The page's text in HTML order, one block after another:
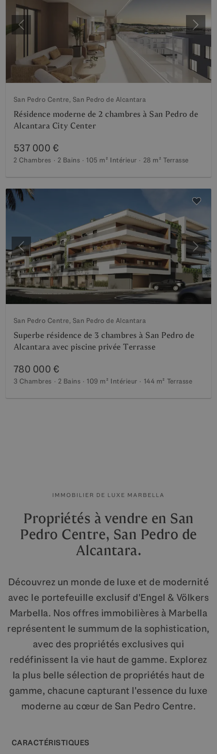
Précédent
San Pedro Centre, San Pedro de Alcantara
Résidence moderne de 2 chambres à San Pedro de
Alcantara City Center
537 000 €
2 Chambres 2 Bains 105 m² Intérieur 28 m² Terrasse
Précédent
San Pedro Centre, San Pedro de Alcantara
Superbe résidence de 3 chambres à San Pedro de
Alcantara avec piscine privée Terrasse
780 000 €
3 Chambres 2 Bains 109 m² Intérieur 144 m² Terrasse
IMMOBILIER DE LUXE MARBELLA
Propriétés à vendre en San
Pedro Centre, San Pedro de
Alcantara.
Découvrez un monde de luxe et de modernité
avec le portefeuille exclusif d'Engel & Völkers
Marbella. Nos offres immobilières à Marbella
représentent le summum de la sophistication,
avec des propriétés exclusives qui
redéfinissent la vie haut de gamme. Explorez
la plus belle sélection de propriétés haut de
gamme, chacune capturant l'essence du luxe
moderne au cœur de San Pedro Centre.
CARACTÉRISTIQUES